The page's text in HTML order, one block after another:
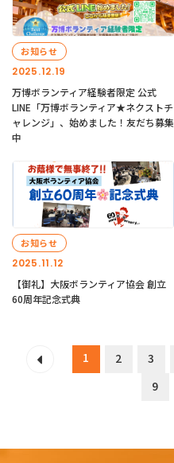
2025.12.19
お知らせ
万博ボランティア経験者限定 公式
LINE「万博ボランティア★ネクストチ
ャレンジ」、始めました！友だち募集
中
2025.11.12
お知らせ
【御礼】大阪ボランティア協会 創立
60周年記念式典
1 2 3
9